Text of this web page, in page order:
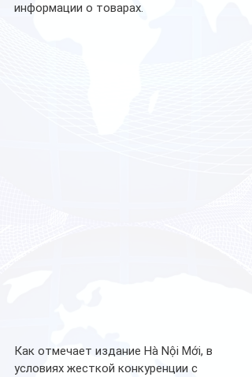
информации о товарах.
Как отмечает издание Hà Nội Mới, в
условиях жесткой конкуренции с